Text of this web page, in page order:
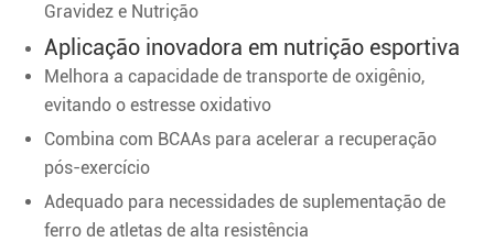
Gravidez e Nutrição
Aplicação inovadora em nutrição esportiva
Melhora a capacidade de transporte de oxigênio,
evitando o estresse oxidativo
Combina com BCAAs para acelerar a recuperação
pós-exercício
Adequado para necessidades de suplementação de
ferro de atletas de alta resistência